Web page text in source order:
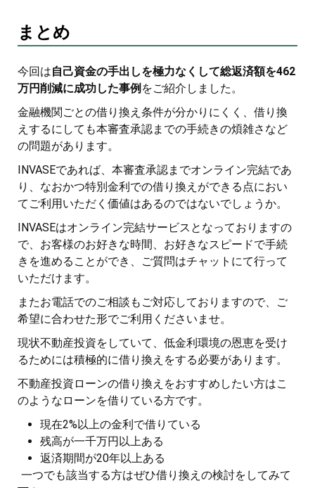
まとめ
今回は自己資金の手出しを極力なくして総返済額を462
万円削減に成功した事例 をご紹介しました。
金融機関ごとの借り換え条件が分かりにくく、借り換
えするにしても本審査承認までの手続きの煩雑さなど
の問題があります。
INVASEであれば、本審査承認までオンライン完結であ
り、なおかつ特別金利での借り換えができる点におい
てご利用いただく価値はあるのではないでしょうか。
INVASEはオンライン完結サービスとなっておりますの
で、お客様のお好きな時間、お好きなスピードで手続
きを進めることができ、ご質問はチャットにて行って
いただけます。
またお電話でのご相談もご対応しておりますので、ご
希望に合わせた形でご利用くださいませ。
現状不動産投資をしていて、低金利環境の恩恵を受け
るためには積極的に借り換えをする必要があります。
不動産投資ローンの借り換えをおすすめしたい方はこ
のようなローンを借りている方です。
現在2%以上の金利で借りている
残高が一千万円以上ある
返済期間が20年以上ある
一つでも該当する方はぜひ借り換えの検討をしてみて